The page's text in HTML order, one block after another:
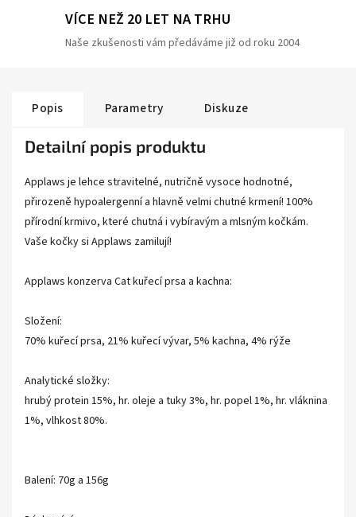
VÍCE NEŽ 20 LET NA TRHU
Naše zkušenosti vám předáváme již od roku 2004
Popis Parametry Diskuze
Detailní popis produktu
Applaws je lehce stravitelné, nutričně vysoce hodnotné,
přirozeně hypoalergenní a hlavně velmi chutné krmení! 100%
přírodní krmivo, které chutná i vybíravým a mlsným kočkám.
Vaše kočky si Applaws zamilují!
Applaws konzerva Cat kuřecí prsa a kachna:
Složení:
70% kuřecí prsa, 21% kuřecí vývar, 5% kachna, 4% rýže
Analytické složky:
hrubý protein 15%, hr. oleje a tuky 3%, hr. popel 1%, hr. vláknina
1%, vlhkost 80%.
Balení: 70g a 156g